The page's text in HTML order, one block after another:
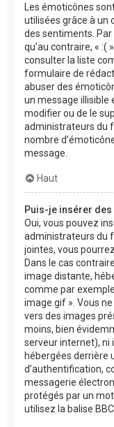
Les émoticônes
utilisées grâce à un
des sentiments. Par
qu’au contraire, « :(
consulter la liste
formulaire de
abuser des
un message illisible
modifier ou de le
administrateurs du
nombre
message.
Haut
Puis-je insérer des
Oui, vous pouvez
administrateurs du
jointes, vous
Dans le cas
image distante,
comme par
image.gif ». Vous
vers des images
moins, bien
serveur internet), ni
hébergées derrière
d’authentification,
messagerie
protégés par un
utilisez la balise